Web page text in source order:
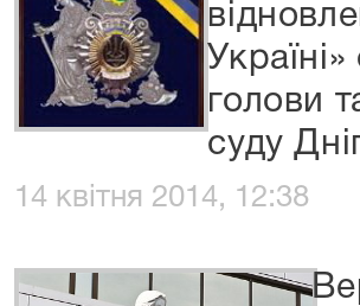
голови
суду
14 квітня 2014, 12:38